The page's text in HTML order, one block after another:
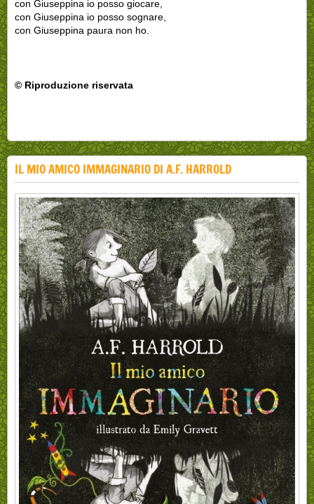
con Giuseppina io posso giocare,
con Giuseppina io posso sognare,
con Giuseppina paura non ho.
© Riproduzione riservata
IL MIO AMICO IMMAGINARIO DI A.F. HARROLD